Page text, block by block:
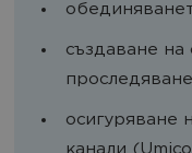
създаване на
осигуряване